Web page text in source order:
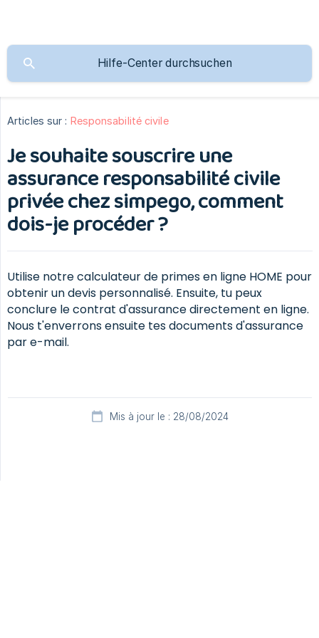
Articles sur : Responsabilité civile
Je souhaite souscrire une
assurance responsabilité civile
privée chez simpego, comment
dois-je procéder ?
Utilise notre calculateur de primes en ligne HOME pour
obtenir un devis personnalisé. Ensuite, tu peux
conclure le contrat d'assurance directement en ligne.
Nous t'enverrons ensuite tes documents d'assurance
par e-mail.
Mis à jour le : 28/08/2024